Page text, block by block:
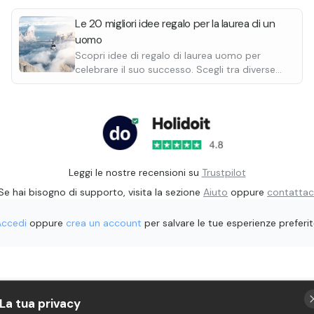
ristorante adiacente al punto di partenza. Vi verrà
proposto un menù degustazione completo di 7 portate
(bevande escluse).
I tour in motoslitta sono unici nel loro genere,
un’esperienza unica che rimarrà per sempre nella vostra
memoria.
Le 20 migliori idee regalo per la laurea di un
uomo
Scopri idee di regalo di laurea uomo per
celebrare il suo successo. Scegli tra diverse
esperienze e dai un regalo significativo e
Leggi le nostre recensioni su Trustpilot
hai bisogno di supporto, visita la sezione Aiuto oppure
oppure crea un account per salvare le tue esperienze
La tua privacy